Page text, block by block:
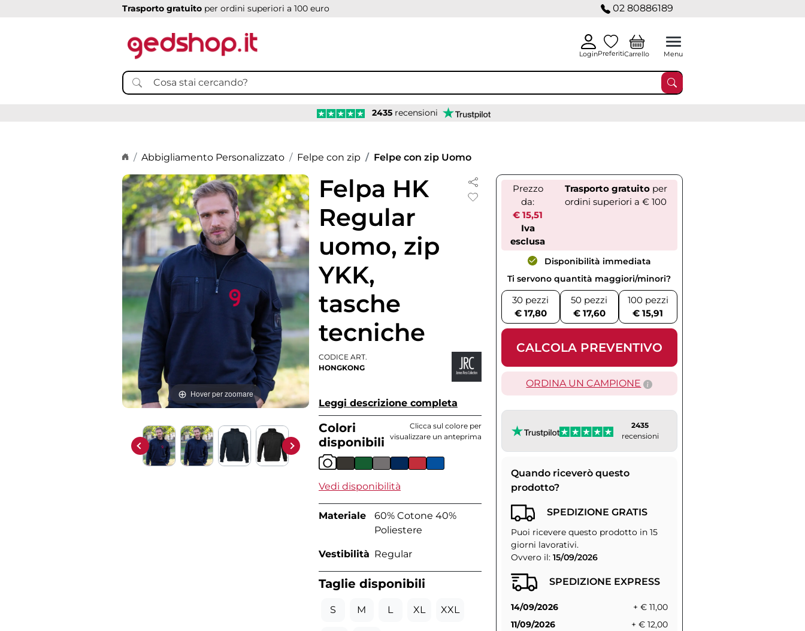
Trasporto gratuito per ordini superiori a 100 euro 02 80886189
LoginPreferitiCarrello Menu
2435 recensioni
Home page
Abbigliamento Personalizzato Felpe con zip Felpe con zip Uomo
Hover per zoomare
Felpa HK
Regular
uomo, zip
YKK,
tasche
tecniche
CODICE ART.
HONGKONG
Leggi descrizione completa
Colori
disponibili
Clicca sul colore per
visualizzare un anteprima
Vedi disponibilità
Materiale
60% Cotone 40%
Poliestere
Vestibilità Regular
Taglie disponibili
S M L XL XXL
Prezzo
da:
€ 15,51
Iva
esclusa
Trasporto gratuitoper
ordini superiori a € 100
Disponibilità immediata
Ti servono quantità maggiori/minori?
30 pezzi
€ 17,80
50 pezzi
€ 17,60
100 pezzi
€ 15,91
CALCOLA PREVENTIVO
ORDINA UN CAMPIONE
2435
recensioni
Quando riceverò questo
prodotto?
SPEDIZIONE GRATIS
Puoi ricevere questo prodotto in 15
giorni lavorativi.
Ovvero il: 15/09/2026
SPEDIZIONE EXPRESS
14/09/2026
+ € 11,00
11/09/2026
+ € 12,00